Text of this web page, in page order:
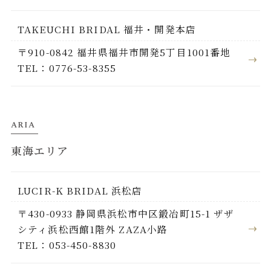
TAKEUCHI BRIDAL 福井・開発本店
〒910-0842 福井県福井市開発5丁目1001番地
TEL：0776-53-8355
ARIA
東海エリア
LUCIR-K BRIDAL 浜松店
〒430-0933 静岡県浜松市中区鍛冶町15-1 ザザ
シティ浜松西館1階外 ZAZA小路
TEL：053-450-8830